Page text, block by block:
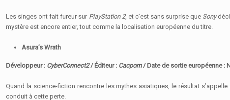
Les singes ont fait fureur sur PlayStation 2, et c’est sans surprise que Sony
mystère est encore entier, tout comme la localisation européenne du titre.
Asura’s Wrath
Développeur : CyberConnect2/ Éditeur : Cacpom/ Date de sortie européenne :
Quand la science-fiction rencontre les mythes asiatiques, le résultat
conduit à cette perte.